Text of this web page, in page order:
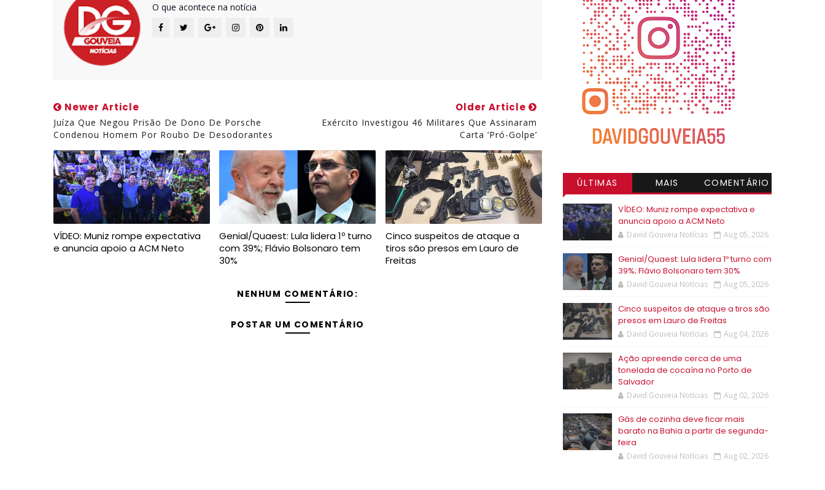
O que acontece na notícia
Newer Article
Juíza Que Negou Prisão De Dono De Porsche
Condenou Homem Por Roubo De Desodorantes
Older Article
Exército Investigou 46 Militares Que Assinaram
Carta ‘pró-Golpe’
VÍDEO: Muniz rompe expectativa
e anuncia apoio a ACM Neto
Genial/Quaest: Lula lidera 1º turno
com 39%; Flávio Bolsonaro tem
30%
Cinco suspeitos de ataque a
tiros são presos em Lauro de
Freitas
NENHUM COMENTÁRIO:
POSTAR UM COMENTÁRIO
ÚLTIMAS
MAIS
COMENTÁRIO
VÍDEO: Muniz rompe expectativa e
anuncia apoio a ACM Neto
David Gouveia Notícias Aug 05, 2026
Genial/Quaest: Lula lidera 1º turno com
39%; Flávio Bolsonaro tem 30%
David Gouveia Notícias Aug 05, 2026
Cinco suspeitos de ataque a tiros são
presos em Lauro de Freitas
David Gouveia Notícias Aug 04, 2026
Ação apreende cerca de uma
tonelada de cocaína no Porto de
Salvador
David Gouveia Notícias Aug 02, 2026
Gás de cozinha deve ficar mais
barato na Bahia a partir de segunda-
feira
David Gouveia Notícias Aug 02, 2026